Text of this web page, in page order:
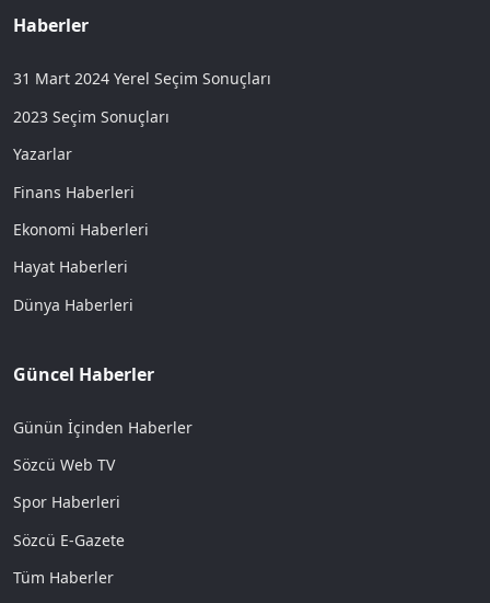
Haberler
31 Mart 2024 Yerel Seçim Sonuçları
2023 Seçim Sonuçları
Yazarlar
Finans Haberleri
Ekonomi Haberleri
Hayat Haberleri
Dünya Haberleri
Güncel Haberler
Günün İçinden Haberler
Sözcü Web TV
Spor Haberleri
Sözcü E-Gazete
Tüm Haberler